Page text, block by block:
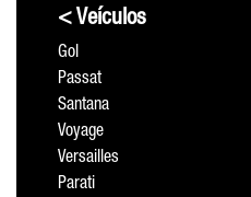
< Veículos
Gol
Passat
Santana
Voyage
Versailles
Parati